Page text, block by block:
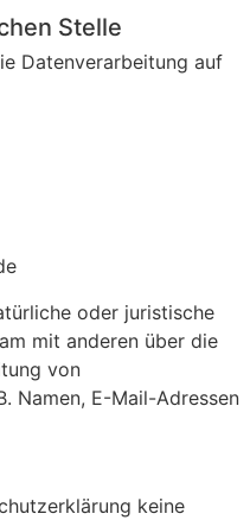
Stelle
Datenverarbeitung auf
oder juristische
mit anderen über die
von
Namen, E-Mail-Adressen
keine